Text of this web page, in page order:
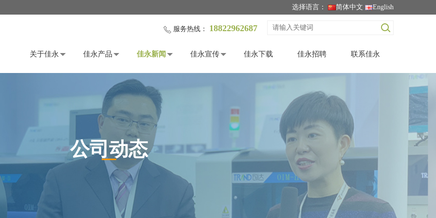
选择语言： 简体中文 English
服务热线： 18822962687
关于佳永 佳永产品 佳永新闻 佳永宣传 佳永下载 佳永招聘 联系佳永
公司动态